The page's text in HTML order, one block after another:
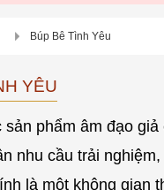
Búp Bê Tình Yêu
YÊU
sản phẩm âm đạo giả
nhu cầu trải nghiệm,
là một không gian